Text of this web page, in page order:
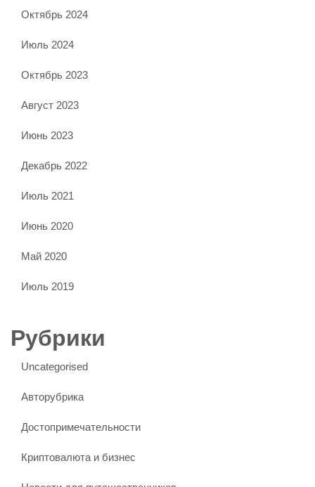
Октябрь 2024
Июль 2024
Октябрь 2023
Август 2023
Июнь 2023
Декабрь 2022
Июль 2021
Июнь 2020
Май 2020
Июль 2019
Рубрики
Uncategorised
Авторубрика
Достопримечательности
Криптовалюта и бизнес